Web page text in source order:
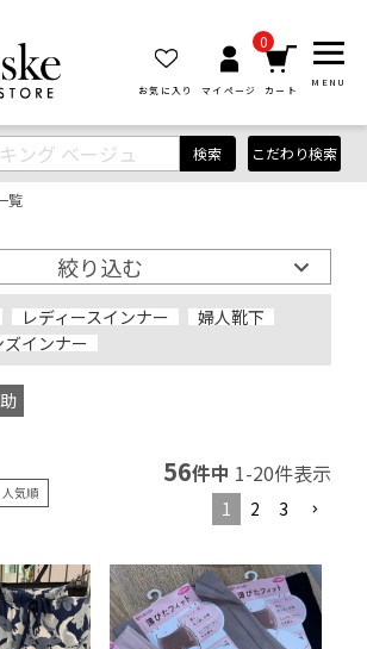
お気に入り マイページ
0
カート
MENU
検索 こだわり検索
覧
絞り込む
レディースインナー
婦人靴下
ズインナー
人気順
56件中 1-20件表示
1 2 3